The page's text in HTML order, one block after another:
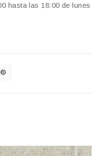
hasta las 18:00 de lunes